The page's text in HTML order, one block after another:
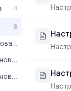
4
8
Настройка оборудования для IP-телефонии
Настройка телефонов Gigaset
Настройка телефонов Yealink